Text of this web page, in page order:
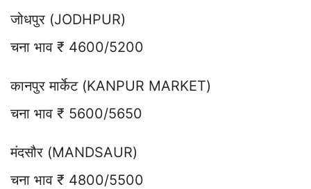
जोधपुर (JODHPUR)
चना भाव ₹ 4600/5200
कानपुर मार्केट (KANPUR MARKET)
चना भाव ₹ 5600/5650
मंदसौर (MANDSAUR)
चना भाव ₹ 4800/5500